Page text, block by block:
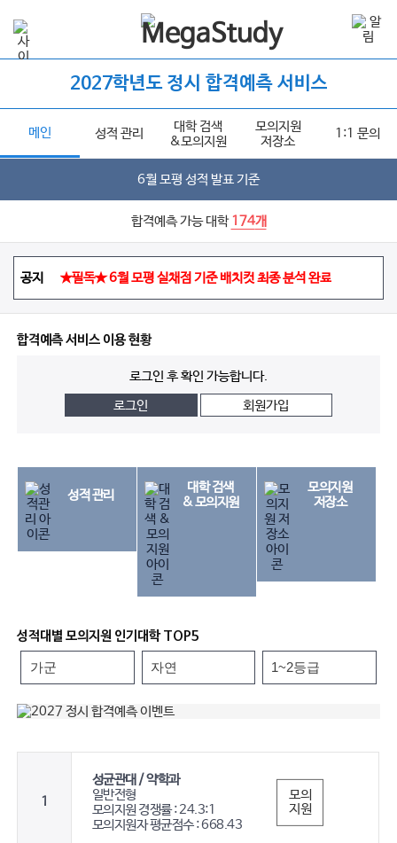
2027학년도 정시 합격예측 서비스
메인 성적 관리
대학 검색
&모의지원
모의지원
저장소
1:1 문의
6월 모평 성적 발표 기준
합격예측 가능 대학174개
공지
★필독★ 6월 모평 실채점 기준 배치컷 최종 분석 완료
합격예측 서비스 이용 현황
로그인 후 확인 가능합니다.
로그인
회원가입
성적 관리
대학 검색
& 모의지원
모의지원
저장소
성적대별 모의지원 인기대학 TOP5
1
성균관대 / 약학과
일반전형
모의지원 경쟁률 : 24.3:1
모의지원자 평균점수 : 668.43
모의
지원